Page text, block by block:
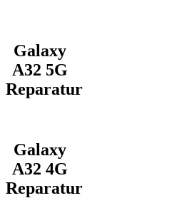
Galaxy
A32 5G
Reparatur
Galaxy
A32 4G
Reparatur